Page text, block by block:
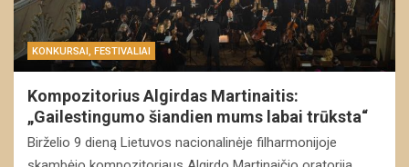
KONKURSAI, FESTIVALIAI
Kompozitorius Algirdas Martinaitis:
„Gailestingumo šiandien mums labai trūksta“
Birželio 9 dieną Lietuvos nacionalinėje filharmonijoje